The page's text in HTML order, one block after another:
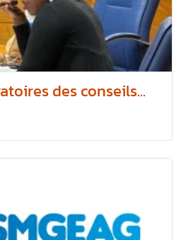
des conseils...